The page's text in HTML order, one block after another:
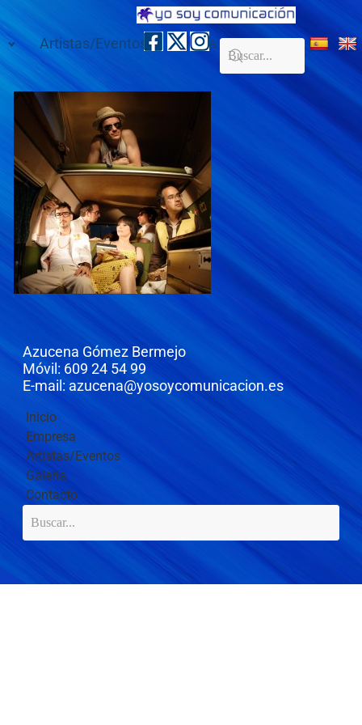
Artistas/Eventos Galería Contacto
Azucena Gómez Bermejo
Móvil: 609 24 54 99
E-mail: azucena@yosoycomunicacion.es
Inicio
Empresa
Artistas/Eventos
Galería
Contacto